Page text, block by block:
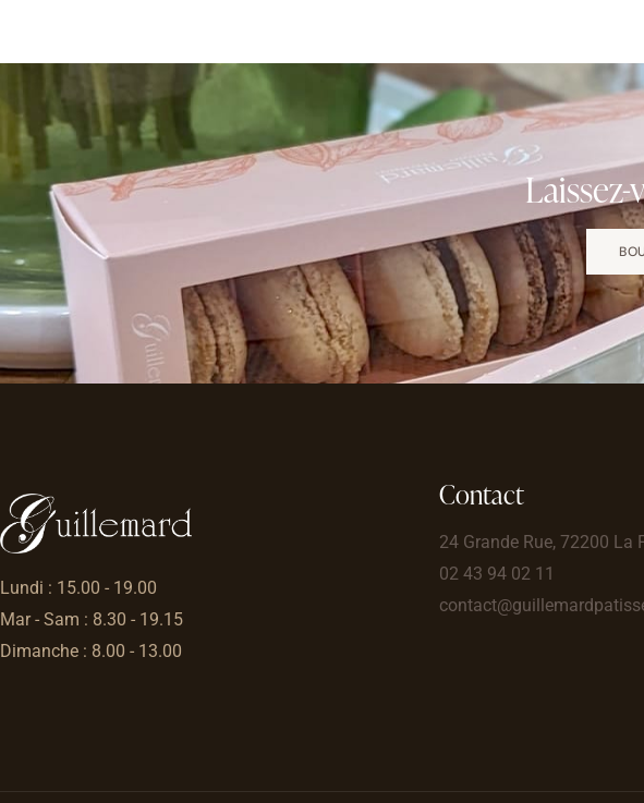
Lundi : 15.00 - 19.00
Mar - Sam : 8.30 - 19.15
Dimanche : 8.00 - 13.00
Contact
24 Grande Rue, 72200 La
02 43 94 02 11